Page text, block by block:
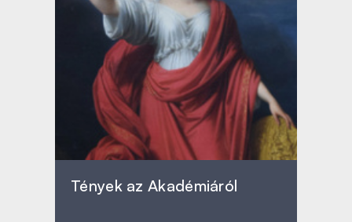
Tények az Akadémiáról